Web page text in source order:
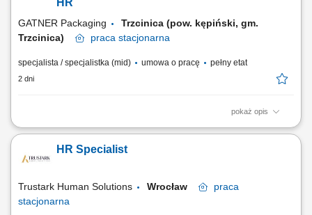
HR
GATNER Packaging
Trzcinica (pow. kępiński, gm.
Trzcinica)
praca stacjonarna
specjalista / specjalistka (mid) umowa o pracę pełny etat
2 dni
pokaż opis
Opis stanowiska Samodzielne prowadzenie procesów rekrutacyjnych
zatrudnionej. Tworzenie i publikowanie atrakcyjnych ogłoszeń
rekrutacyjnych dopasowanych do potrzeb biznesu. Analiza aplikacji,
HR Specialist
Trustark Human Solutions Wrocław
praca
stacjonarna